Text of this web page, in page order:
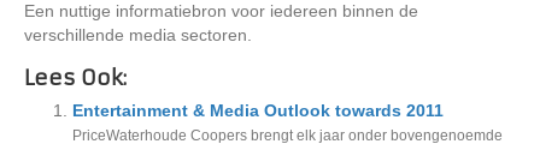
Een nuttige informatiebron voor iedereen binnen de
verschillende media sectoren.
Lees Ook:
Entertainment & Media Outlook towards 2011
PriceWaterhoude Coopers brengt elk jaar onder bovengenoemde